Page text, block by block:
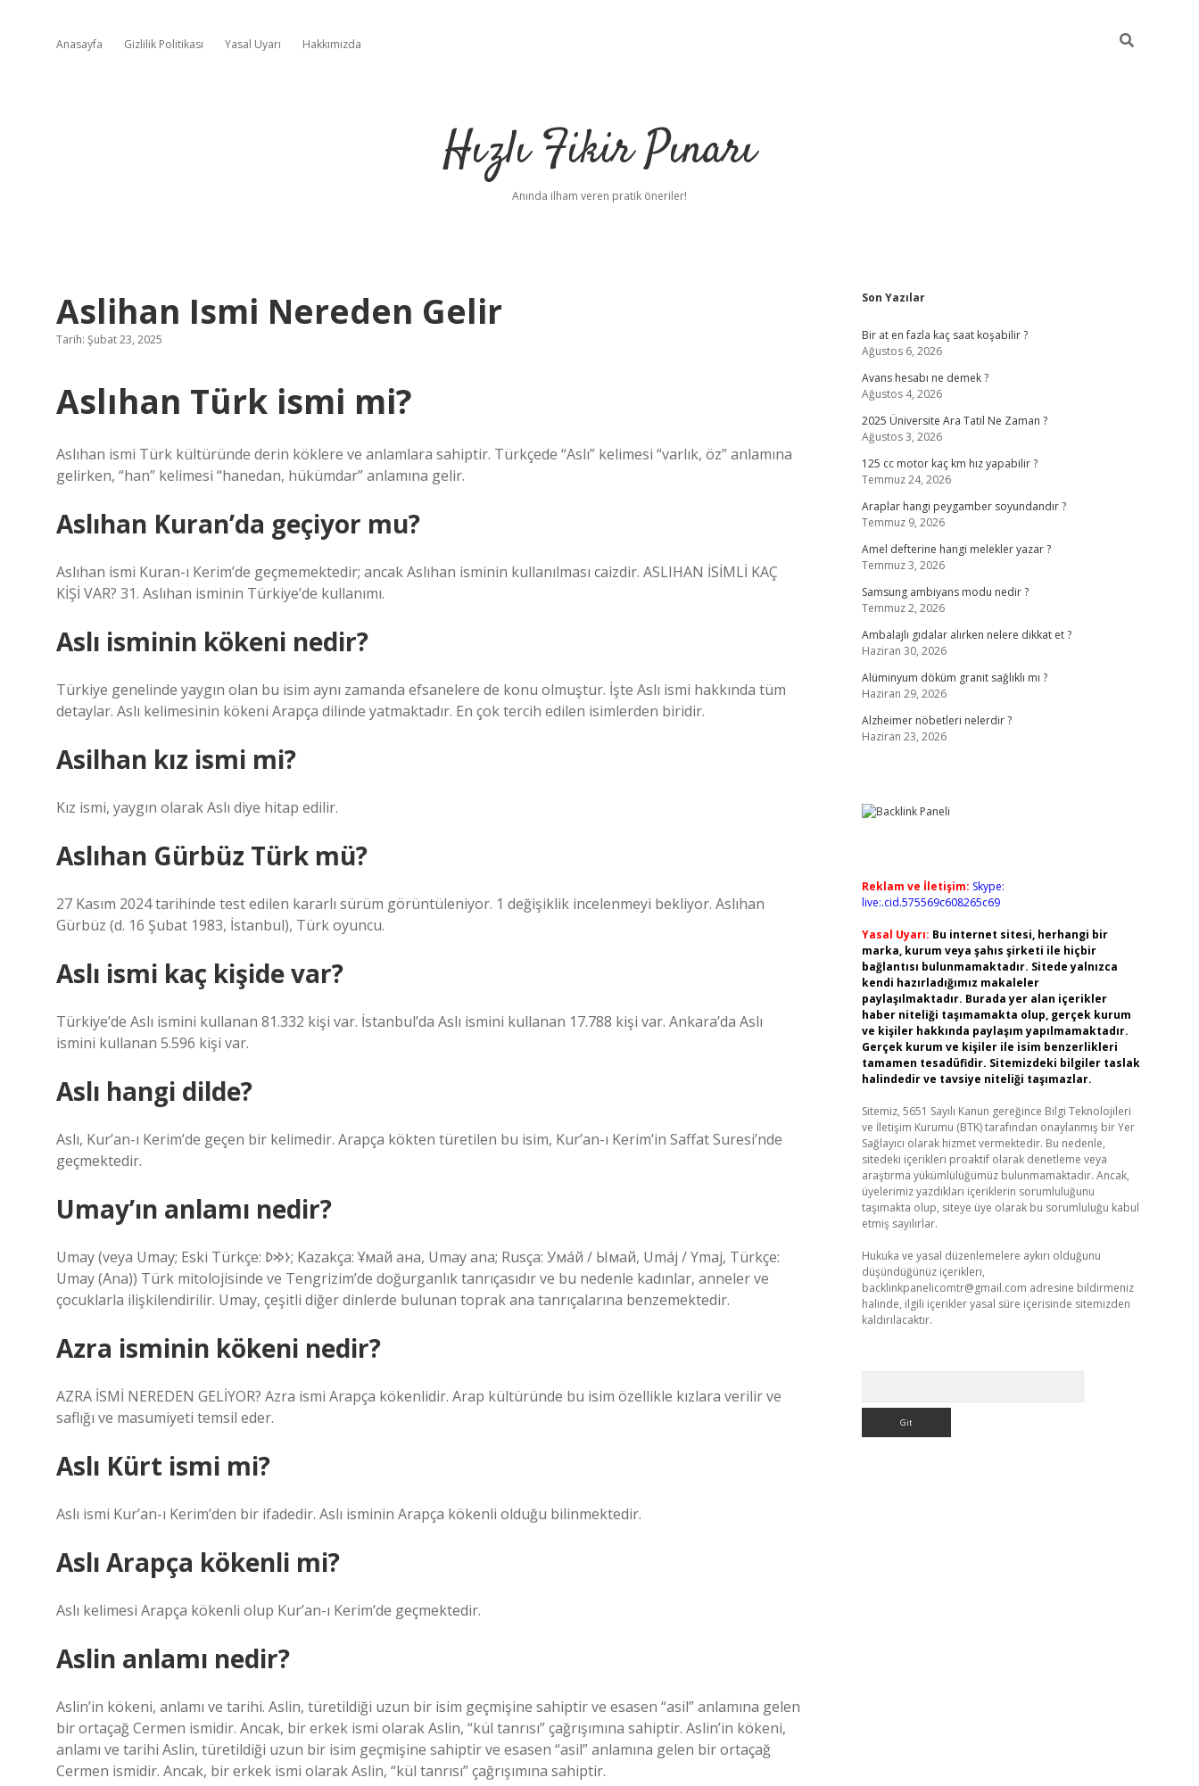
Anasayfa Gizlilik Politikası Yasal Uyarı Hakkımızda
Hızlı Fikir Pınarı
Anında ilham veren pratik öneriler!
Aslihan Ismi Nereden Gelir
Tarih: Şubat 23, 2025
Aslıhan Türk ismi mi?
Aslıhan ismi Türk kültüründe derin köklere ve anlamlara sahiptir. Türkçede “Aslı” kelimesi “varlık, öz” anlamına
gelirken, “han” kelimesi “hanedan, hükümdar” anlamına gelir.
Aslıhan Kuran’da geçiyor mu?
Aslıhan ismi Kuran-ı Kerim’de geçmemektedir; ancak Aslıhan isminin kullanılması caizdir. ASLIHAN İSİMLİ KAÇ
KİŞİ VAR? 31. Aslıhan isminin Türkiye’de kullanımı.
Aslı isminin kökeni nedir?
Türkiye genelinde yaygın olan bu isim aynı zamanda efsanelere de konu olmuştur. İşte Aslı ismi hakkında tüm
detaylar. Aslı kelimesinin kökeni Arapça dilinde yatmaktadır. En çok tercih edilen isimlerden biridir.
Asilhan kız ismi mi?
Kız ismi, yaygın olarak Aslı diye hitap edilir.
Aslıhan Gürbüz Türk mü?
27 Kasım 2024 tarihinde test edilen kararlı sürüm görüntüleniyor. 1 değişiklik incelenmeyi bekliyor. Aslıhan
Gürbüz (d. 16 Şubat 1983, İstanbul), Türk oyuncu.
Aslı ismi kaç kişide var?
Türkiye’de Aslı ismini kullanan 81.332 kişi var. İstanbul’da Aslı ismini kullanan 17.788 kişi var. Ankara’da Aslı
ismini kullanan 5.596 kişi var.
Aslı hangi dilde?
Aslı, Kur’an-ı Kerim’de geçen bir kelimedir. Arapça kökten türetilen bu isim, Kur’an-ı Kerim’in Saffat Suresi’nde
geçmektedir.
Umay’ın anlamı nedir?
Umay (veya Umay; Eski Türkçe: 𐰆𐰢𐰖; Kazakça: Ұмай aна, Umay ana; Rusça: Ума́й / Ымай, Umáj / Ymaj, Türkçe:
Umay (Ana)) Türk mitolojisinde ve Tengrizim’de doğurganlık tanrıçasıdır ve bu nedenle kadınlar, anneler ve
çocuklarla ilişkilendirilir. Umay, çeşitli diğer dinlerde bulunan toprak ana tanrıçalarına benzemektedir.
Azra isminin kökeni nedir?
AZRA İSMİ NEREDEN GELİYOR? Azra ismi Arapça kökenlidir. Arap kültüründe bu isim özellikle kızlara verilir ve
saflığı ve masumiyeti temsil eder.
Aslı Kürt ismi mi?
Aslı ismi Kur’an-ı Kerim’den bir ifadedir. Aslı isminin Arapça kökenli olduğu bilinmektedir.
Aslı Arapça kökenli mi?
Aslı kelimesi Arapça kökenli olup Kur’an-ı Kerim’de geçmektedir.
Aslin anlamı nedir?
Aslin’in kökeni, anlamı ve tarihi. Aslin, türetildiği uzun bir isim geçmişine sahiptir ve esasen “asil” anlamına gelen
bir ortaçağ Cermen ismidir. Ancak, bir erkek ismi olarak Aslin, “kül tanrısı” çağrışımına sahiptir. Aslin’in kökeni,
anlamı ve tarihi Aslin, türetildiği uzun bir isim geçmişine sahiptir ve esasen “asil” anlamına gelen bir ortaçağ
Cermen ismidir. Ancak, bir erkek ismi olarak Aslin, “kül tanrısı” çağrışımına sahiptir.
Sidebar
Son Yazılar
Bir at en fazla kaç saat koşabilir ?
Ağustos 6, 2026
Avans hesabı ne demek ?
Ağustos 4, 2026
2025 Üniversite Ara Tatil Ne Zaman ?
Ağustos 3, 2026
125 cc motor kaç km hız yapabilir ?
Temmuz 24, 2026
Araplar hangi peygamber soyundandır ?
Temmuz 9, 2026
Amel defterine hangi melekler yazar ?
Temmuz 3, 2026
Samsung ambiyans modu nedir ?
Temmuz 2, 2026
Ambalajlı gıdalar alırken nelere dikkat et ?
Haziran 30, 2026
Alüminyum döküm granit sağlıklı mı ?
Haziran 29, 2026
Alzheimer nöbetleri nelerdir ?
Haziran 23, 2026
Reklam ve İletişim: Skype:
live:.cid.575569c608265c69
Yasal Uyarı: Bu internet sitesi, herhangi bir
marka, kurum veya şahıs şirketi ile hiçbir
bağlantısı bulunmamaktadır. Sitede yalnızca
kendi hazırladığımız makaleler
paylaşılmaktadır. Burada yer alan içerikler
haber niteliği taşımamakta olup, gerçek kurum
ve kişiler hakkında paylaşım yapılmamaktadır.
Gerçek kurum ve kişiler ile isim benzerlikleri
tamamen tesadüfidir. Sitemizdeki bilgiler taslak
halindedir ve tavsiye niteliği taşımazlar.
Sitemiz, 5651 Sayılı Kanun gereğince Bilgi Teknolojileri
ve İletişim Kurumu (BTK) tarafından onaylanmış bir Yer
Sağlayıcı olarak hizmet vermektedir. Bu nedenle,
sitedeki içerikleri proaktif olarak denetleme veya
araştırma yükümlülüğümüz bulunmamaktadır. Ancak,
üyelerimiz yazdıkları içeriklerin sorumluluğunu
taşımakta olup, siteye üye olarak bu sorumluluğu kabul
etmiş sayılırlar.
Hukuka ve yasal düzenlemelere aykırı olduğunu
düşündüğünüz içerikleri,
backlinkpanelicomtr@gmail.com adresine bildirmeniz
halinde, ilgili içerikler yasal süre içerisinde sitemizden
kaldırılacaktır.